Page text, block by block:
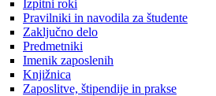
Izpitni roki
Pravilniki in navodila za študente
Zaključno delo
Predmetniki
Imenik zaposlenih
Knjižnica
Zaposlitve, štipendije in prakse